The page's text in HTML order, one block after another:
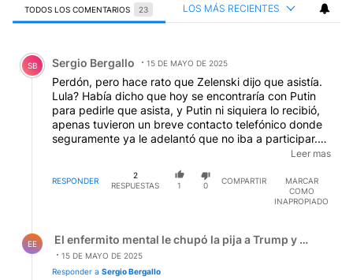
TODOS LOS COMENTARIOS 23 LOS MÁS RECIENTES
Comentario de Sergio Bergallo.
SB Sergio Bergallo 15 DE MAYO DE 2025
Perdón, pero hace rato que Zelenski dijo que asistía.
Lula? Había dicho que hoy se encontraría con Putin
para pedirle que asista, y Putin ni siquiera lo recibió,
apenas tuvieron un breve contacto telefónico donde
seguramente ya le adelantó que no iba a participar.
Se perdió una oportunidad única, Putin se sigue
riendo de Trump y de los medios de comunicación
que siguen comprando su relato.
Leer mas
RESPONDER
2
RESPUESTAS
1 0
COMPARTIR
MARCAR
COMO
INAPROPIADO
EE El enfermito mental le chupó la pija a Trump y el
15 DE MAYO DE 2025
Responder a Sergio Bergallo